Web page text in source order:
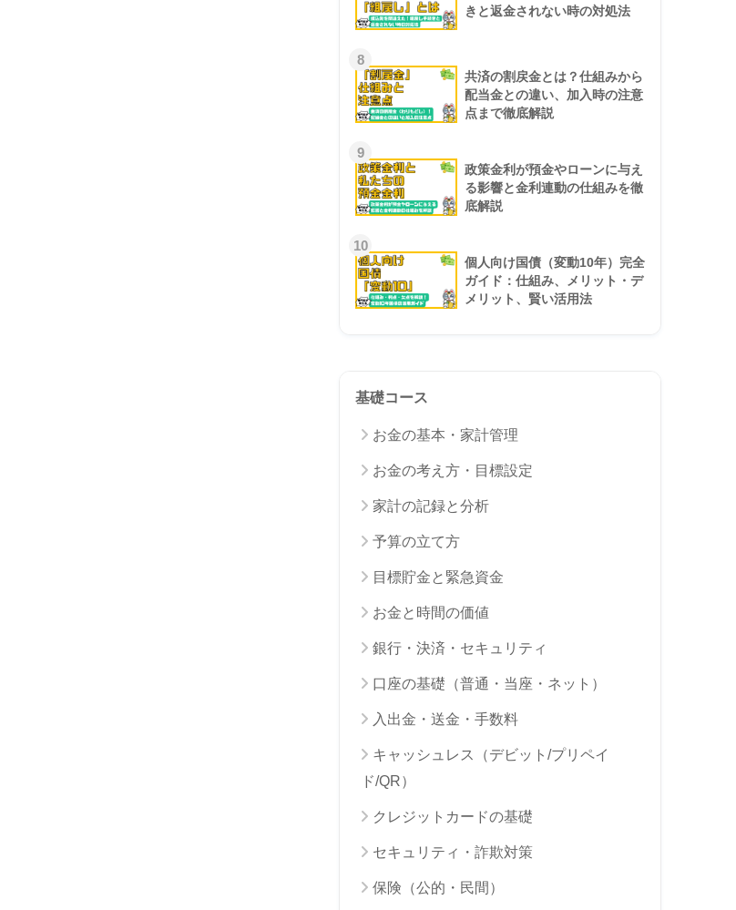
きと返金されない時の対処法
8
共済の割戻金とは？仕組みから
配当金との違い、加入時の注意
点まで徹底解説
9
政策金利が預金やローンに与え
る影響と金利連動の仕組みを徹
底解説
10
個人向け国債（変動10年）完全
ガイド：仕組み、メリット・デ
メリット、賢い活用法
基礎コース
お金の基本・家計管理
お金の考え方・目標設定
家計の記録と分析
予算の立て方
目標貯金と緊急資金
お金と時間の価値
銀行・決済・セキュリティ
口座の基礎（普通・当座・ネット）
入出金・送金・手数料
キャッシュレス（デビット/プリペイ
ド/QR）
クレジットカードの基礎
セキュリティ・詐欺対策
保険（公的・民間）